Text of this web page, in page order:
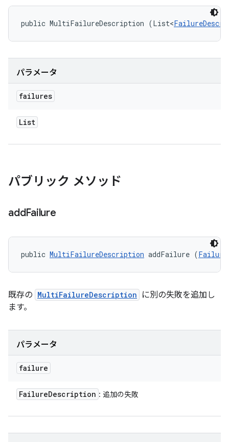
public MultiFailureDescription (List<
パラメータ
failures
List
パブリック メソッド
addFailure
public MultiFailureDescription addFailure (
既存の MultiFailureDescription
に別の失敗を追加し
ます。
パラメータ
failure
FailureDescription : 追加の失敗